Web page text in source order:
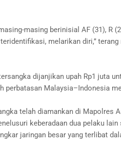
masing berinisial AF (31), R
melarikan diri,”
dijanjikan upah Rp1 juta
perbatasan Malaysia–Indonesia
telah diamankan di Mapolres
keberadaan dua pelaku lain
jaringan besar yang terlibat